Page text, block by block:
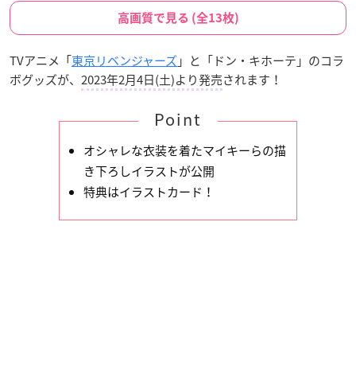
高画質で見る (全13枚)
TVアニメ「東京リベンジャーズ 」と「ドン・キホーテ」のコラ
ボグッズが、 2023年2月4日(土)より発売されます！
Point
オシャレな衣装を着たマイキーらの描
き下ろしイラストが公開
特典はイラストカード！